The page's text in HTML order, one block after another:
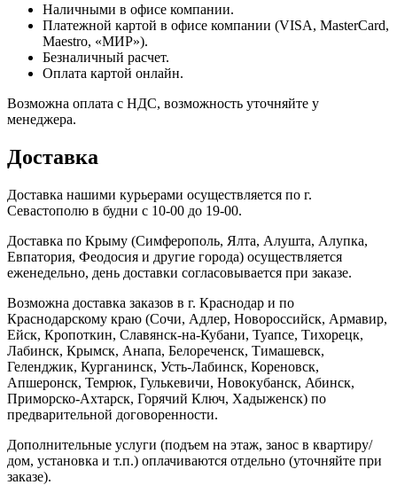
Наличными в офисе компании.
Платежной картой в офисе компании (VISA, MasterCard,
Maestro, «МИР»).
Безналичный расчет.
Оплата картой онлайн.
Возможна оплата с НДС, возможность уточняйте у
менеджера.
Доставка
Доставка нашими курьерами осуществляется по г.
Севастополю в будни с 10-00 до 19-00.
Доставка по Крыму (Симферополь, Ялта, Алушта, Алупка,
Евпатория, Феодосия и другие города) осуществляется
еженедельно, день доставки согласовывается при заказе.
Возможна доставка заказов в г. Краснодар и по
Краснодарскому краю (Сочи, Адлер, Новороссийск, Армавир,
Ейск, Кропоткин, Славянск-на-Кубани, Туапсе, Тихорецк,
Лабинск, Крымск, Анапа, Белореченск, Тимашевск,
Геленджик, Курганинск, Усть-Лабинск, Кореновск,
Апшеронск, Темрюк, Гулькевичи, Новокубанск, Абинск,
Приморско-Ахтарск, Горячий Ключ, Хадыженск) по
предварительной договоренности.
Дополнительные услуги (подъем на этаж, занос в квартиру/
дом, установка и т.п.) оплачиваются отдельно (уточняйте при
заказе).